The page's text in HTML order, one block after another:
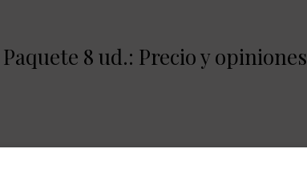
8 ud.: Precio y opiniones